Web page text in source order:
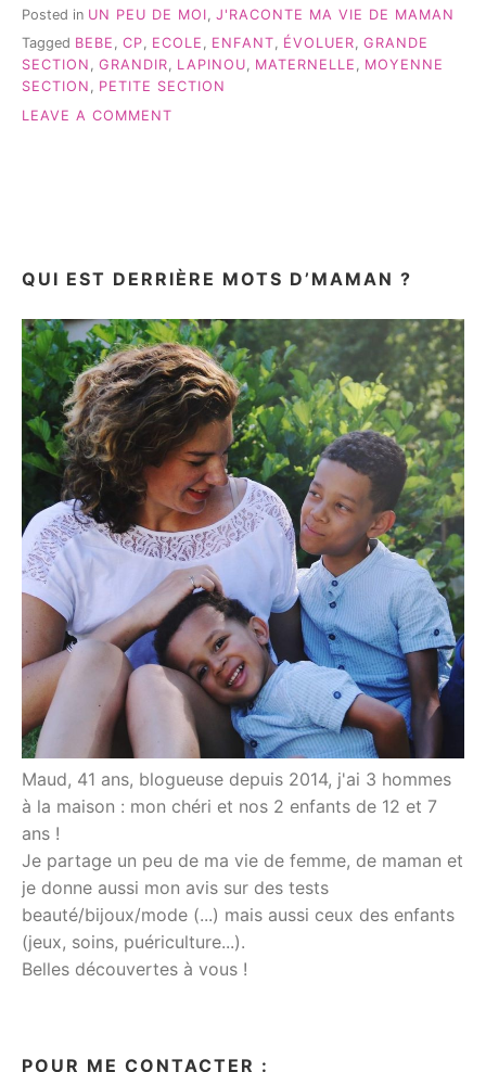
ÈRE…
#JRACONTEMAVIEDEMAMAN »
Posted in UN PEU DE MOI J'RACONTE MA VIE DE MAMAN
Tagged BEBE , CP, ECOLE , ENFANT, ÉVOLUER, GRANDE
SECTION , GRANDIR, LAPINOU, MATERNELLE , MOYENNE
SECTION , PETITE SECTION
LEAVE A COMMENT
QUI EST DERRIÈRE MOTS D’MAMAN ?
Maud, 41 ans, blogueuse depuis 2014, j'ai 3 hommes
à la maison : mon chéri et nos 2 enfants de 12 et 7
ans !
Je partage un peu de ma vie de femme, de maman et
je donne aussi mon avis sur des tests
beauté/bijoux/mode (...) mais aussi ceux des enfants
(jeux, soins, puériculture...).
Belles découvertes à vous !
POUR ME CONTACTER :